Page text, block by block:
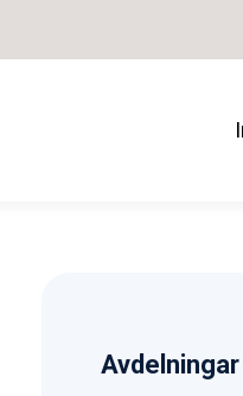
Avdelningar